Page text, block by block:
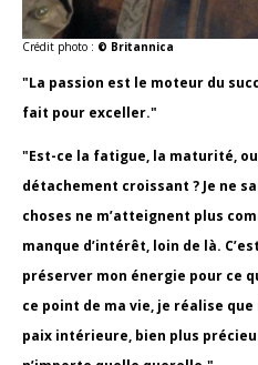
Crédit photo : © Britannica
"La passion est le moteur du
fait pour exceller."
"Est-ce la fatigue, la maturité,
détachement croissant ? Je ne
choses ne m’atteignent plus
manque d’intérêt, loin de là.
préserver mon énergie pour ce
ce point de ma vie, je réalise
paix intérieure, bien plus